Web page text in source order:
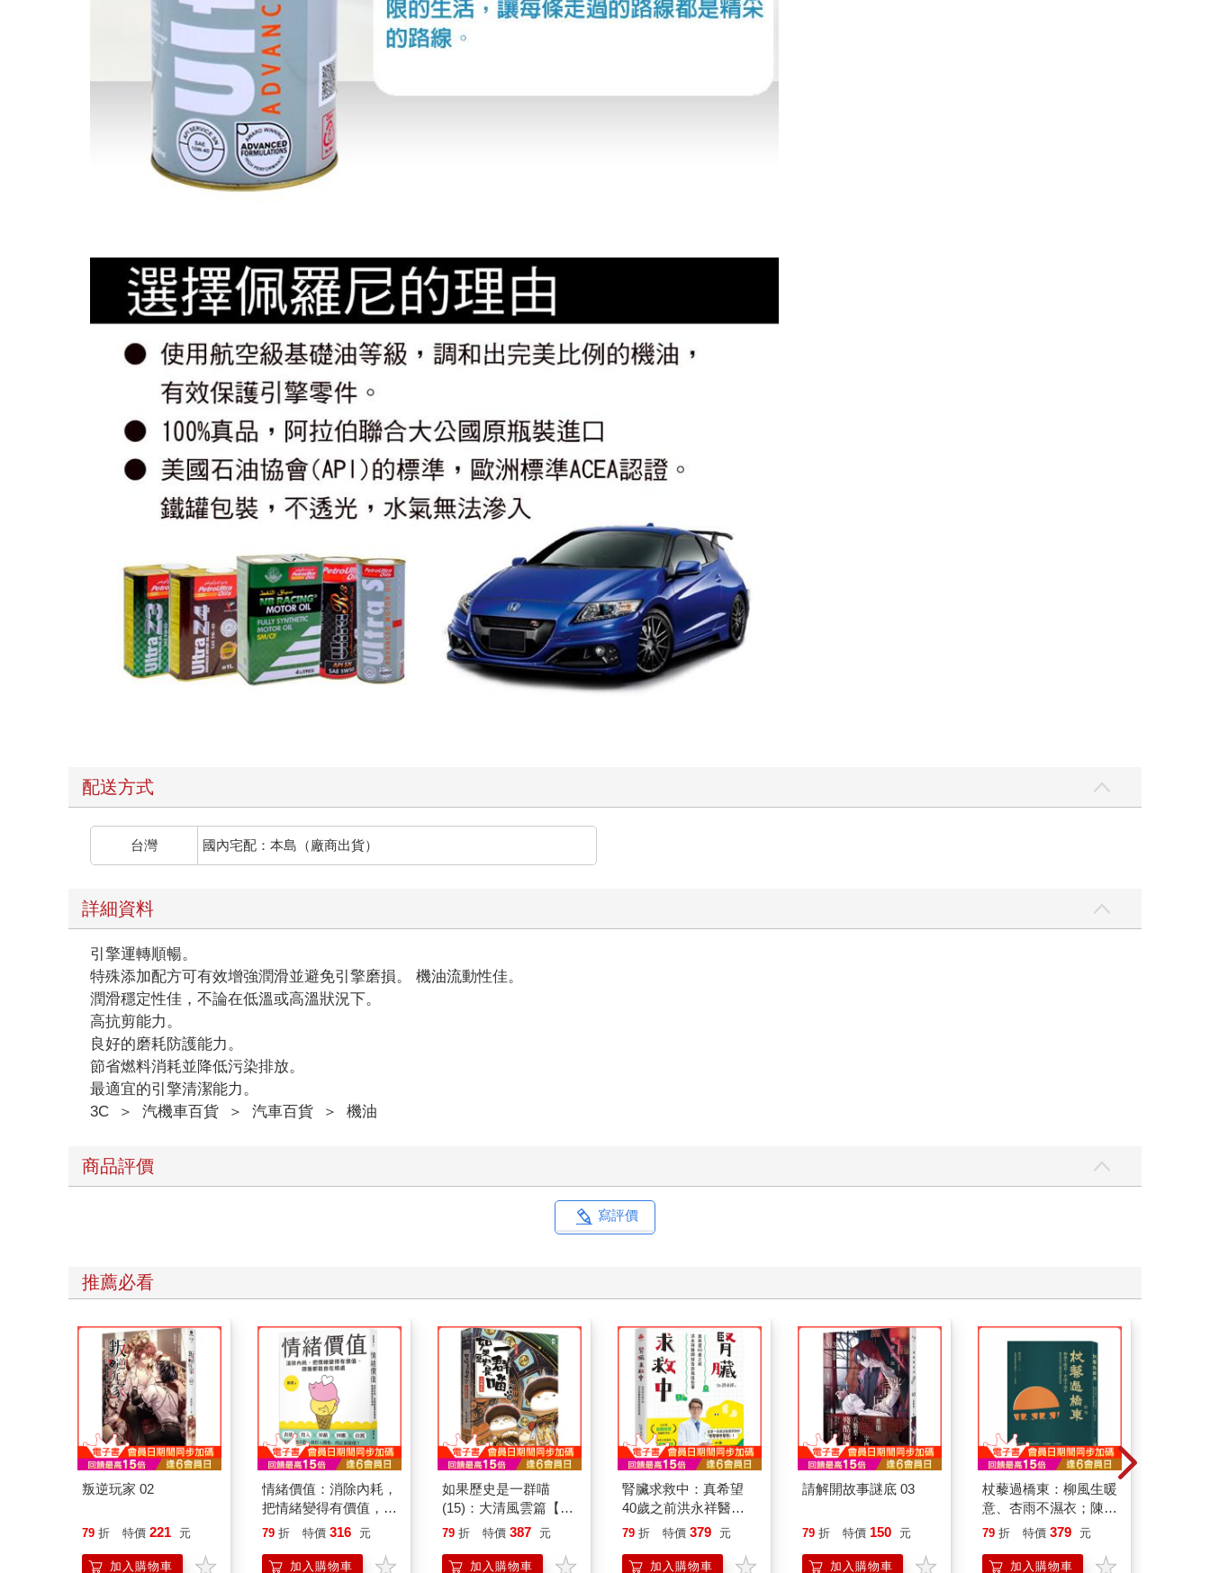
配送方式
台灣 國內宅配：本島（廠商出貨）
詳細資料
引擎運轉順暢。
特殊添加配方可有效增強潤滑並避免引擎磨損。 機油流動性佳。
潤滑穩定性佳，不論在低溫或高溫狀況下。
高抗剪能力。
良好的磨耗防護能力。
節省燃料消耗並降低污染排放。
最適宜的引擎清潔能力。
3C
＞ 汽機車百貨 ＞ 汽車百貨 ＞ 機油
商品評價
寫評價
推薦必看
叛逆玩家 02
79 折 特價 221 元
加入購物車
情緒價值：消除內耗，
把情緒變得有價值，跟
誰都能自在相處
79 折 特價 316 元
加入購物車
如果歷史是一群喵
(15)：大清風雲篇【萌
貓漫畫學歷史】
79 折 特價 387 元
加入購物車
腎臟求救中：真希望
40歲之前洪永祥醫師
就告訴我這些事
79 折 特價 379 元
加入購物車
請解開故事謎底 03
79 折 特價 150 元
加入購物車
杖藜過橋東：柳風生暖
意、杏雨不濕衣；陳亮
恭談以心轉境的適齡漫
79 折 特價 379 元
加入購物車